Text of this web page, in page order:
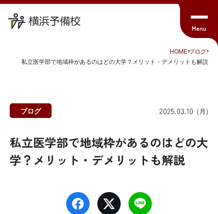
HOME ブログ
私立医学部で地域枠があるのはどの大学？メリット・デメリットも解説
ブログ 2025.03.10 (月)
私立医学部で地域枠があるのはどの大
学？メリット・デメリットも解説